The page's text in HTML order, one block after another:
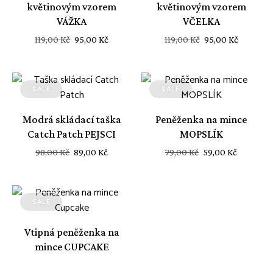
květinovým vzorem
VÁŽKA
119,00Kč Původní
119,00 Kč.
95,00KčAktuální
95,00 Kč.
květinovým vzorem
VČELKA
119,00Kč Původní
119,00 Kč.
95,00 KčAktuální
95,00 Kč.
SALE
Modrá skládací taška
Catch Patch PEJSCI
98,00Kč Původní
98,00 Kč.
89,00KčAktuální
89,00 Kč.
SALE
Peněženka na mince
MOPSLÍK
79,00Kč Původní
59,00KčAktuální
SALE
Vtipná peněženka na
mince CUPCAKE